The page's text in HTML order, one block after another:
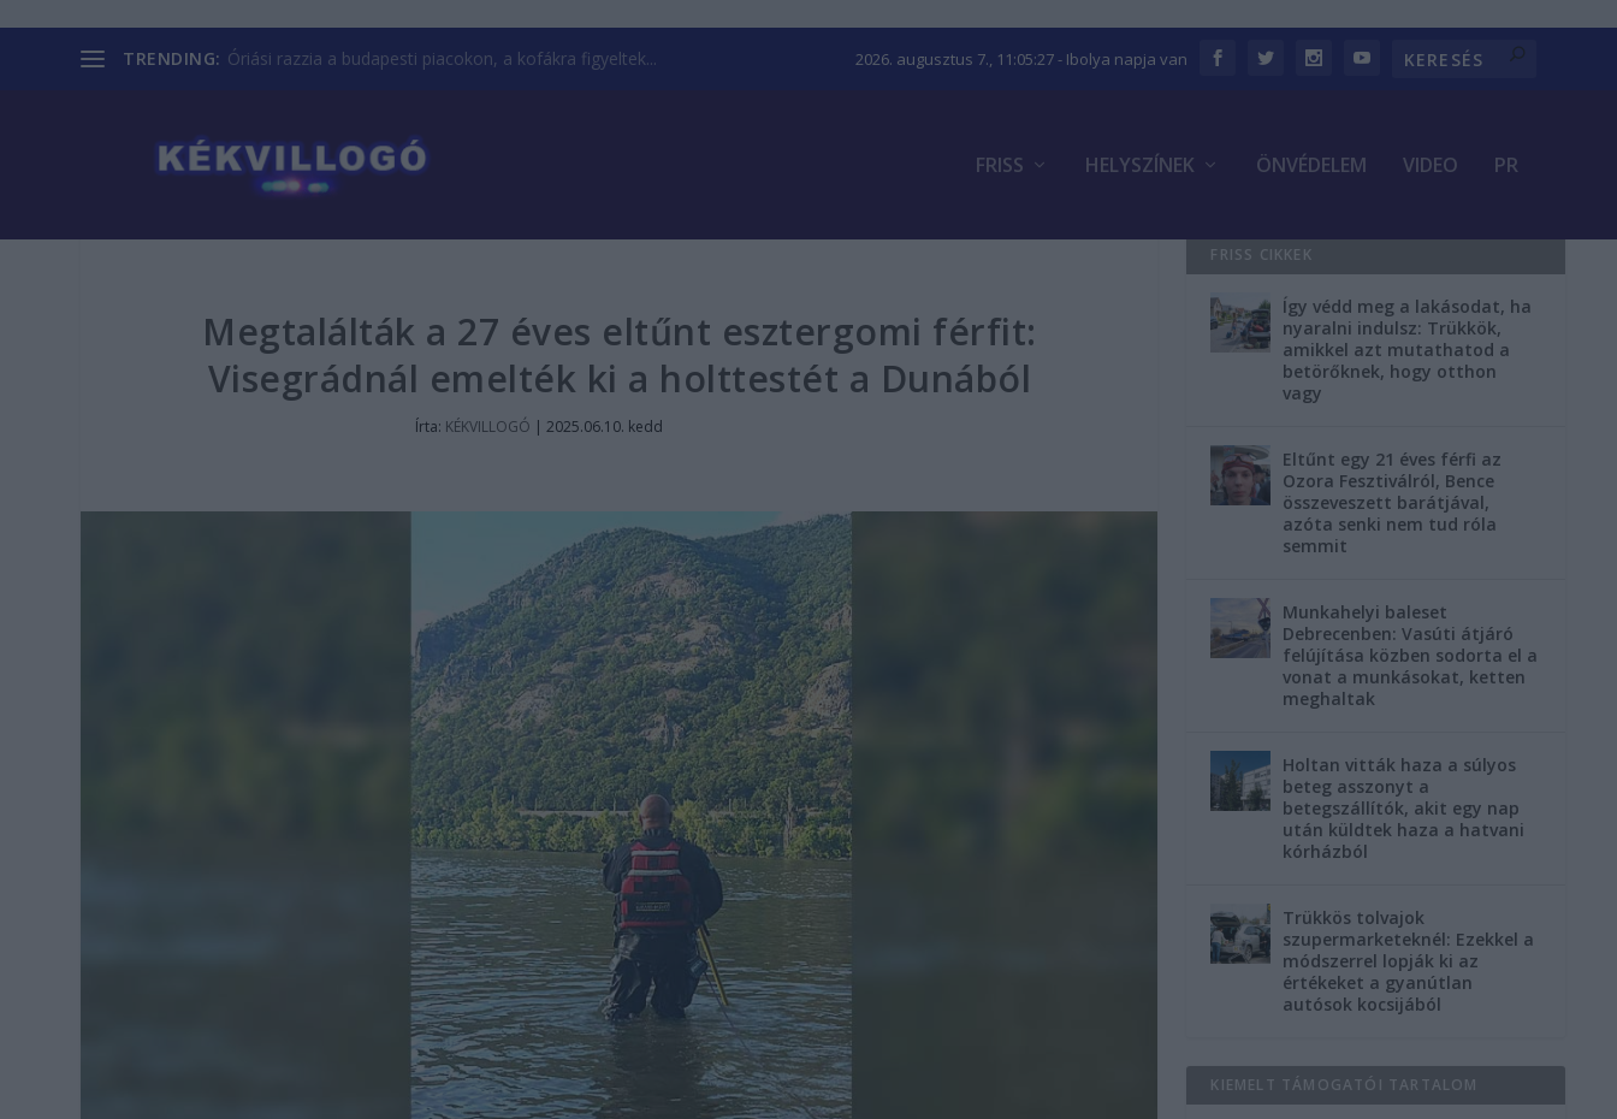
TRENDING: Óriási razzia a budapesti piacokon, a kofákra figyeltek... 2026. augusztus 7., 11:05:28- Ibolya napja van
FRISS HELYSZÍNEK ÖNVÉDELEM VIDEO PR
Megtalálták a 27 éves eltűnt esztergomi férfit:
Visegrádnál emelték ki a holttestét a Dunából
Írta: KÉKVILLOGÓ |2025.06.10. kedd
FRISS CIKKEK
Így védd meg a lakásodat, ha
nyaralni indulsz: Trükkök,
amikkel azt mutathatod a
betörőknek, hogy otthon
vagy
Eltűnt egy 21 éves férfi az
Ozora Fesztiválról, Bence
összeveszett barátjával,
azóta senki nem tud róla
semmit
Munkahelyi baleset
Debrecenben: Vasúti átjáró
felújítása közben sodorta el a
vonat a munkásokat, ketten
meghaltak
Holtan vitták haza a súlyos
beteg asszonyt a
betegszállítók, akit egy nap
után küldtek haza a hatvani
kórházból
Trükkös tolvajok
szupermarketeknél: Ezekkel a
módszerrel lopják ki az
értékeket a gyanútlan
autósok kocsijából
KIEMELT TÁMOGATÓI TARTALOM